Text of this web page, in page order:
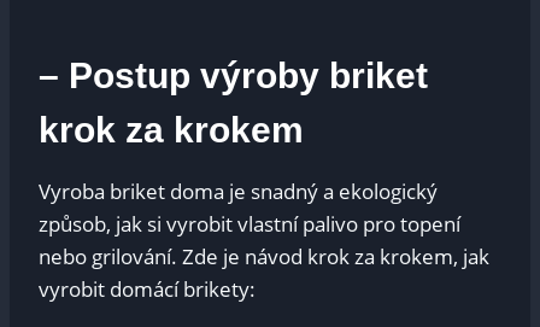
– Postup výroby briket
krok za krokem
Vyroba briket doma je snadný a ekologický
způsob, jak si vyrobit vlastní palivo pro topení
nebo grilování. Zde je návod krok za krokem, jak
vyrobit domácí brikety: